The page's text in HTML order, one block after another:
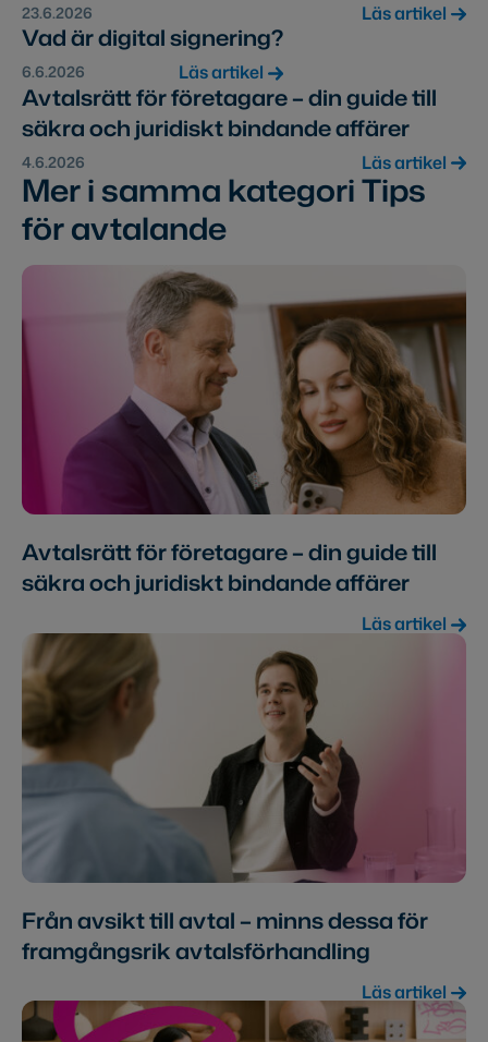
23.6.2026 Läs artikel
Vad är digital signering?
6.6.2026 Läs artikel
Avtalsrätt för företagare – din guide till
säkra och juridiskt bindande affärer
4.6.2026 Läs artikel
Mer i samma kategori Tips
för avtalande
Avtalsrätt för företagare – din guide till
säkra och juridiskt bindande affärer
Läs artikel
Från avsikt till avtal – minns dessa för
framgångsrik avtalsförhandling
Läs artikel